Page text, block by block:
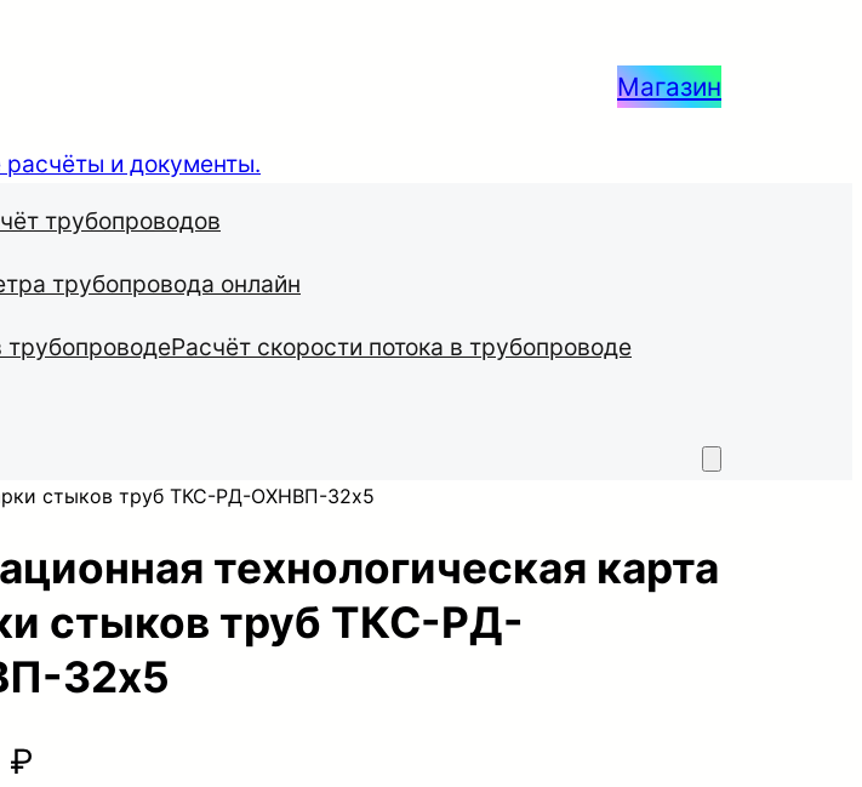
Магазин
трубопроводов
трубопровода онлайн
трубопроводеРасчёт скорости потока в трубопроводе
стыков труб ТКС-РД-ОХНВП-32х5
технологическая карта
стыков труб ТКС-РД-
32х5
₽